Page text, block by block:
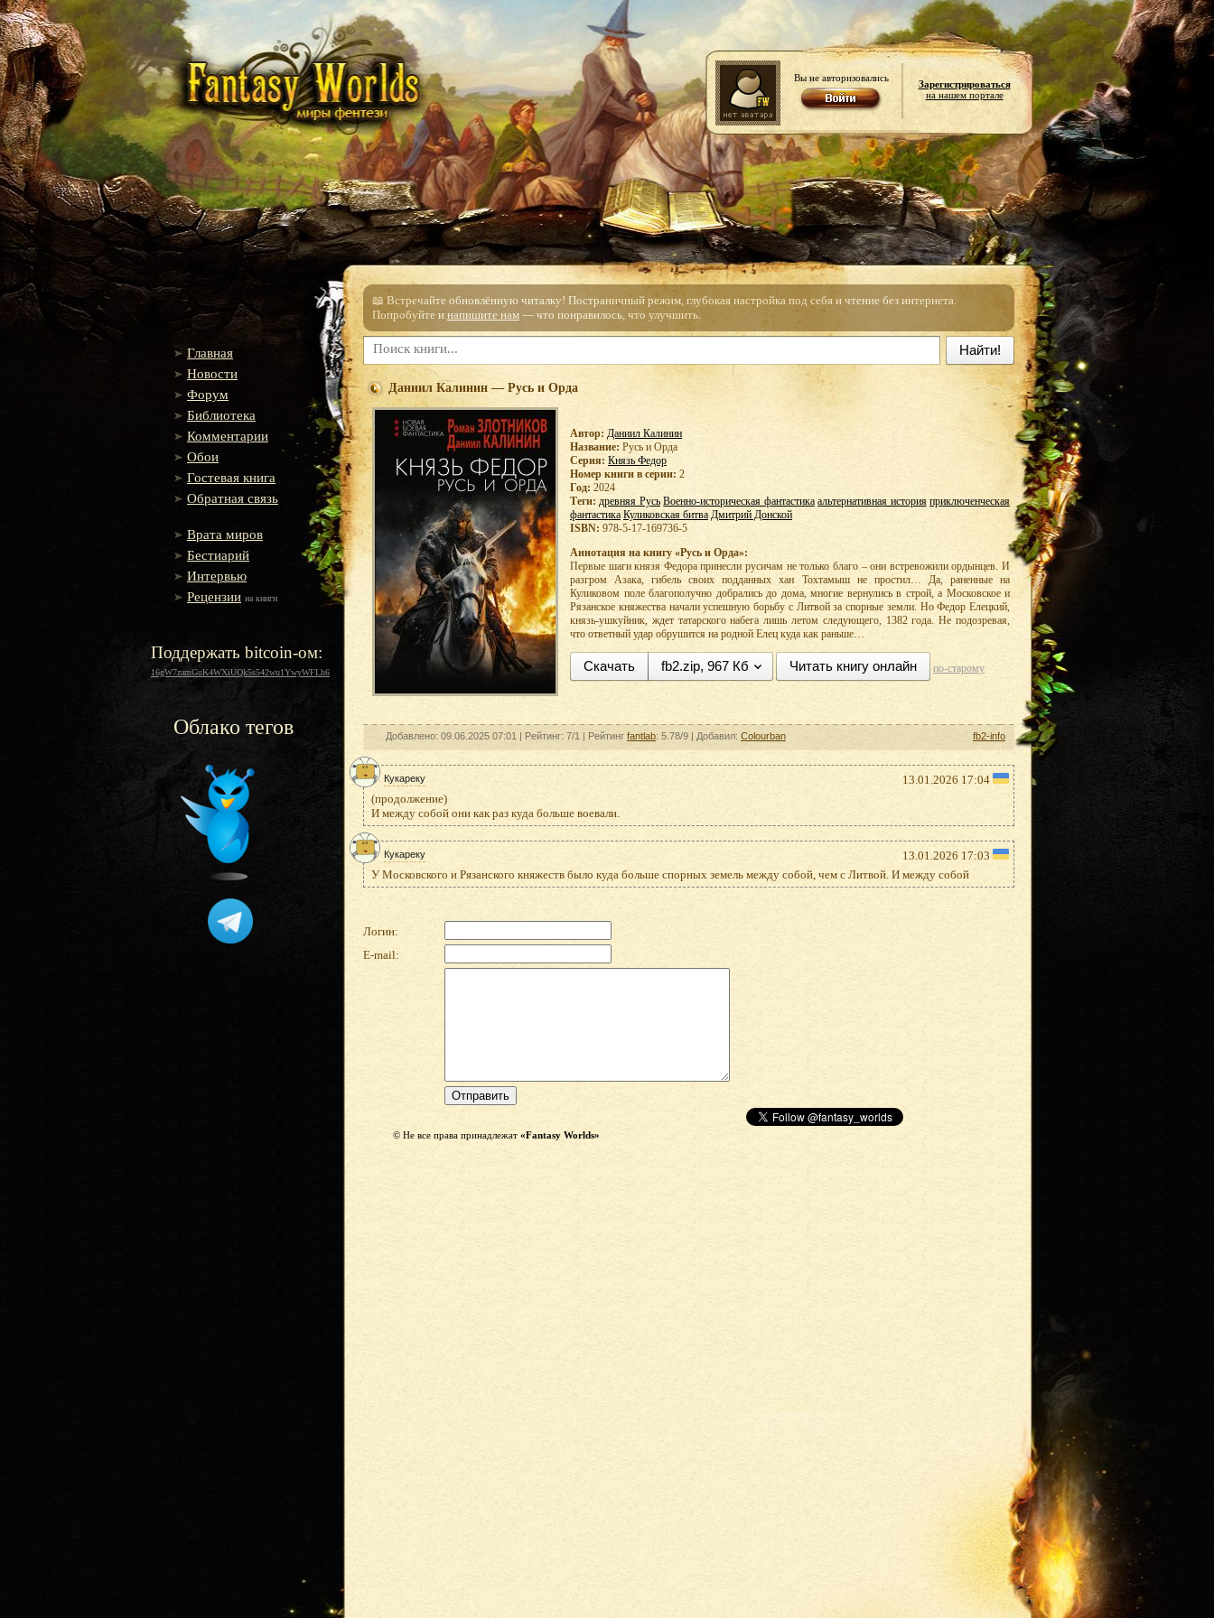
Вы не авторизовались
Зарегистрироваться
на нашем портале
Главная
Новости
Форум
Библиотека
Комментарии
Обои
Гостевая книга
Обратная связь
Врата миров
Бестиарий
Интервью
Рецензии на книги
Поддержать bitcoin-ом:
16gW7zamGuK4WXiUQk5s542wu1YwyWFLh6
Облако тегов
📖 Встречайте обновлённую читалку! Постраничный режим, глубокая настройка под себя и чтение без интернета.
Попробуйте и напишите нам — что понравилось, что улучшить.
Найти!
Даниил Калинин — Русь и Орда
Автор: Даниил Калинин
Название: Русь и Орда
Серия: Князь Федор
Номер книги в серии: 2
Год: 2024
Теги: древняя Русь Военно-историческая фантастика альтернативная история приключенческая
фантастика Куликовская битва Дмитрий Донской
ISBN: 978-5-17-169736-5
Аннотация на книгу «Русь и Орда»:
Первые шаги князя Федора принесли русичам не только благо – они встревожили ордынцев. И
разгром Азака, гибель своих подданных хан Тохтамыш не простил… Да, раненные на
Куликовом поле благополучно добрались до дома, многие вернулись в строй, а Московское и
Рязанское княжества начали успешную борьбу с Литвой за спорные земли. Но Федор Елецкий,
князь-ушкуйник, ждет татарского набега лишь летом следующего, 1382 года. Не подозревая,
что ответный удар обрушится на родной Елец куда как раньше…
Скачать fb2.zip, 967 Кб Читать книгу онлайн по-старому
Добавлено: 09.06.2025 07:01 | Рейтинг: 7/1 | Рейтинг fantlab: 5.78/9 | Добавил: Colourban fb2-info
Кукареку
13.01.2026 17:04
(продолжение)
И между собой они как раз куда больше воевали.
Кукареку
13.01.2026 17:03
У Московского и Рязанского княжеств было куда больше спорных земель между собой, чем с Литвой. И между собой
Логин:
E-mail:
© Не все права принадлежат «Fantasy Worlds»